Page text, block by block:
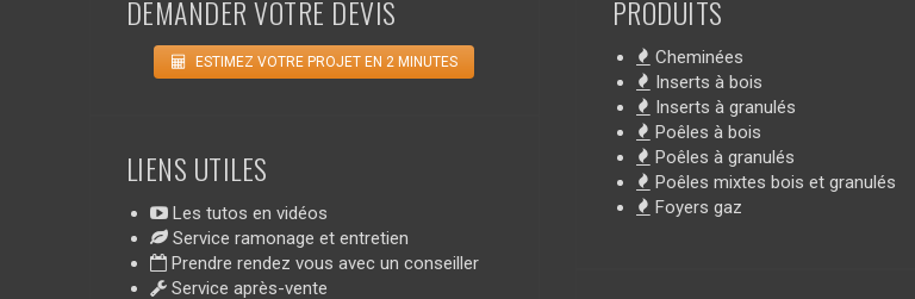
DEMANDER VOTRE DEVIS
ESTIMEZ VOTRE PROJET EN 2 MINUTES
LIENS UTILES
Les tutos en vidéos
Service ramonage et entretien
Prendre rendez vous avec un conseiller
Service après-vente
PRODUITS
Cheminées
Inserts à bois
Inserts à granulés
Poêles à bois
Poêles à granulés
Poêles mixtes bois et granulés
Foyers gaz